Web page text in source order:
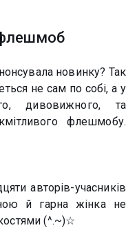
новинку? Так
не сам по собі, а у
дивовижного, та
флешмобу.
авторів-учасників
й гарна жінка не
(^.~)☆